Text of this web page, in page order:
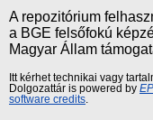
A repozitórium
a BGE felsőfokú
Magyar Állam
Itt kérhet technikai vagy
Dolgozattár is powered by
software credits.